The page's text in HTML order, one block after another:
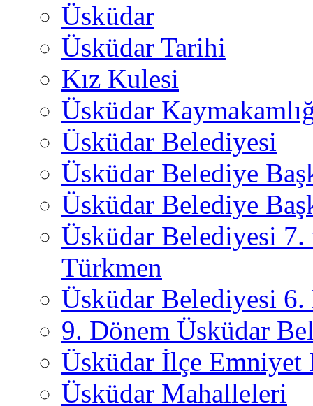
Üsküdar
Üsküdar Tarihi
Kız Kulesi
Üsküdar
Üsküdar Belediyesi
Üsküdar Belediye
Üsküdar Belediye
Üsküdar Belediyesi
Türkmen
Üsküdar Belediyesi 6.
9. Dönem Üsküdar
Üsküdar İlçe
Üsküdar Mahalleleri